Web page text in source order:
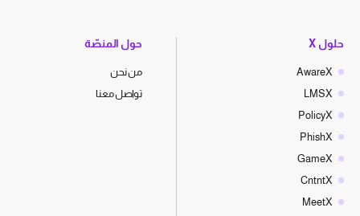
حلول X
AwareX
LMSX
PolicyX
PhishX
GameX
CntntX
MeetX
حول المنصّة
من نحن
تواصل معنا